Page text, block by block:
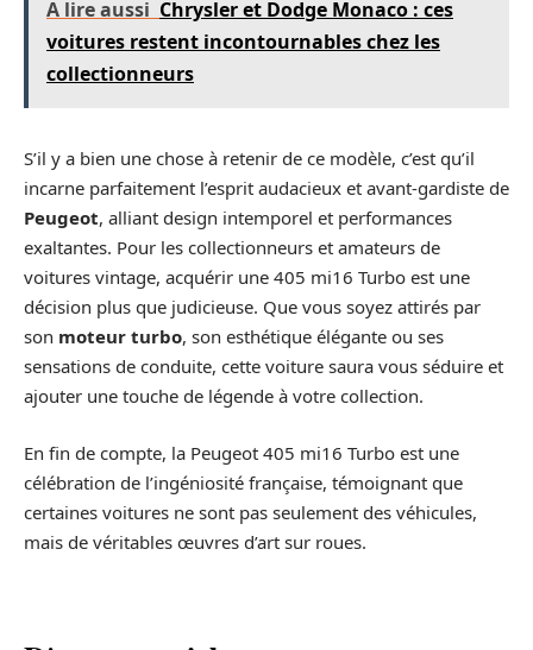
A lire aussi Chrysler et Dodge Monaco : ces
voitures restent incontournables chez les
collectionneurs
S’il y a bien une chose à retenir de ce modèle, c’est qu’il
incarne parfaitement l’esprit audacieux et avant-gardiste de
Peugeot, alliant design intemporel et performances
exaltantes. Pour les collectionneurs et amateurs de
voitures vintage, acquérir une 405 mi16 Turbo est une
décision plus que judicieuse. Que vous soyez attirés par
son moteur turbo, son esthétique élégante ou ses
sensations de conduite, cette voiture saura vous séduire et
ajouter une touche de légende à votre collection.
En fin de compte, la Peugeot 405 mi16 Turbo est une
célébration de l’ingéniosité française, témoignant que
certaines voitures ne sont pas seulement des véhicules,
mais de véritables œuvres d’art sur roues.